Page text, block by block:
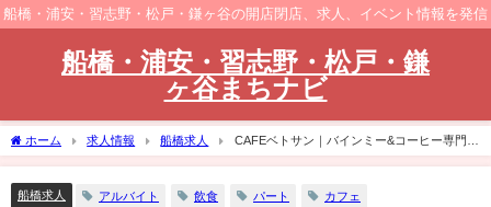
船橋・浦安・習志野・松戸・鎌ヶ谷の開店閉店、求人、イベント情報を発信
船橋・浦安・習志野・松戸・鎌
ヶ谷まちナビ
ホーム 求人情報 船橋求人
CAFEベトサン｜バインミー&コーヒー専門店
でホールキッチンスタッフ募集
船橋求人 アルバイト 飲食 パート カフェ